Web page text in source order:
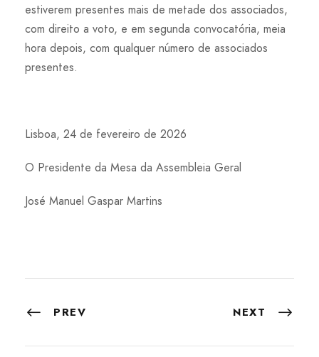
estiverem presentes mais de metade dos associados,
com direito a voto, e em segunda convocatória, meia
hora depois, com qualquer número de associados
presentes.
Lisboa, 24 de fevereiro de 2026
O Presidente da Mesa da Assembleia Geral
José Manuel Gaspar Martins
PREV NEXT